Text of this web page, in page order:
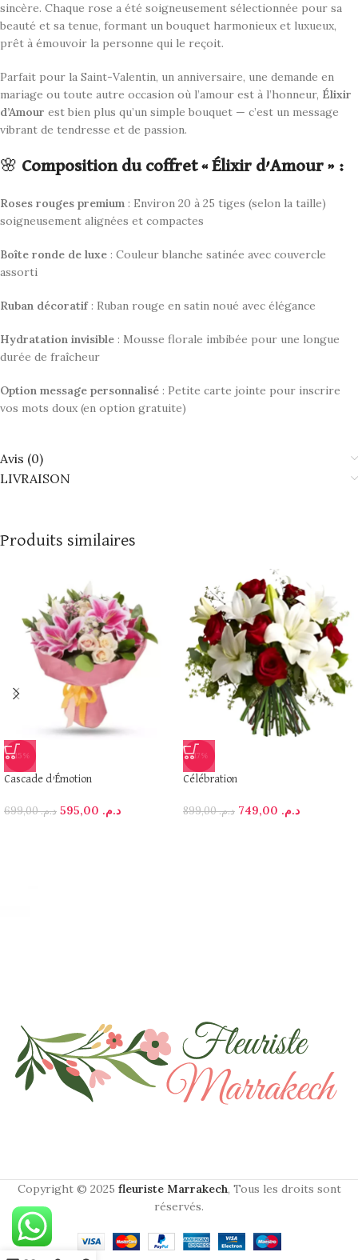
sincère. Chaque rose a été soigneusement sélectionnée pour sa
beauté et sa tenue, formant un bouquet harmonieux et luxueux,
prêt à émouvoir la personne qui le reçoit.
Parfait pour la Saint-Valentin, un anniversaire, une demande en
mariage ou toute autre occasion où l’amour est à l’honneur, Élixir
d’Amour est bien plus qu’un simple bouquet — c’est un message
vibrant de tendresse et de passion.
🌸 Composition du coffret « Élixir d’Amour » :
Roses rouges premium : Environ 20 à 25 tiges (selon la taille)
soigneusement alignées et compactes
Boîte ronde de luxe : Couleur blanche satinée avec couvercle
assorti
Ruban décoratif: Ruban rouge en satin noué avec élégance
Hydratation invisible : Mousse florale imbibée pour une longue
durée de fraîcheur
Option message personnalisé : Petite carte jointe pour inscrire
vos mots doux (en option gratuite)
Avis (0)
LIVRAISON
Produits similaires
-15%
Cascade d’Émotion
د.م.699,00 د.م.
-17%
Célébration
د.م.899,00 د.م.
Copyright © 2025 fleuriste Marrakech, Tous les droits sont
réservés.